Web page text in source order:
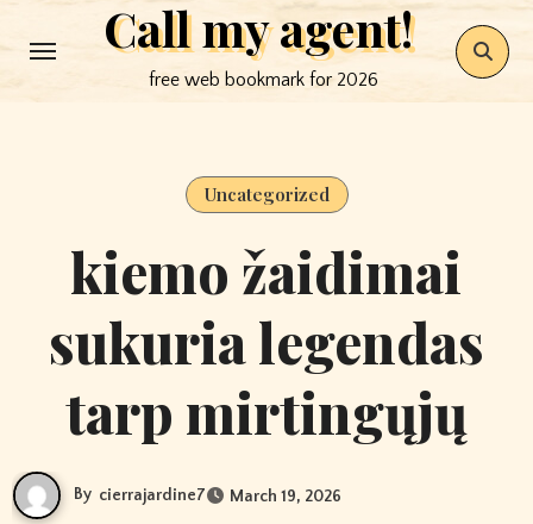
to
Call my agent!
free web bookmark for 2026
Uncategorized
kiemo žaidimai
sukuria legendas
tarp mirtingųjų
By cierrajardine7 March 19, 2026